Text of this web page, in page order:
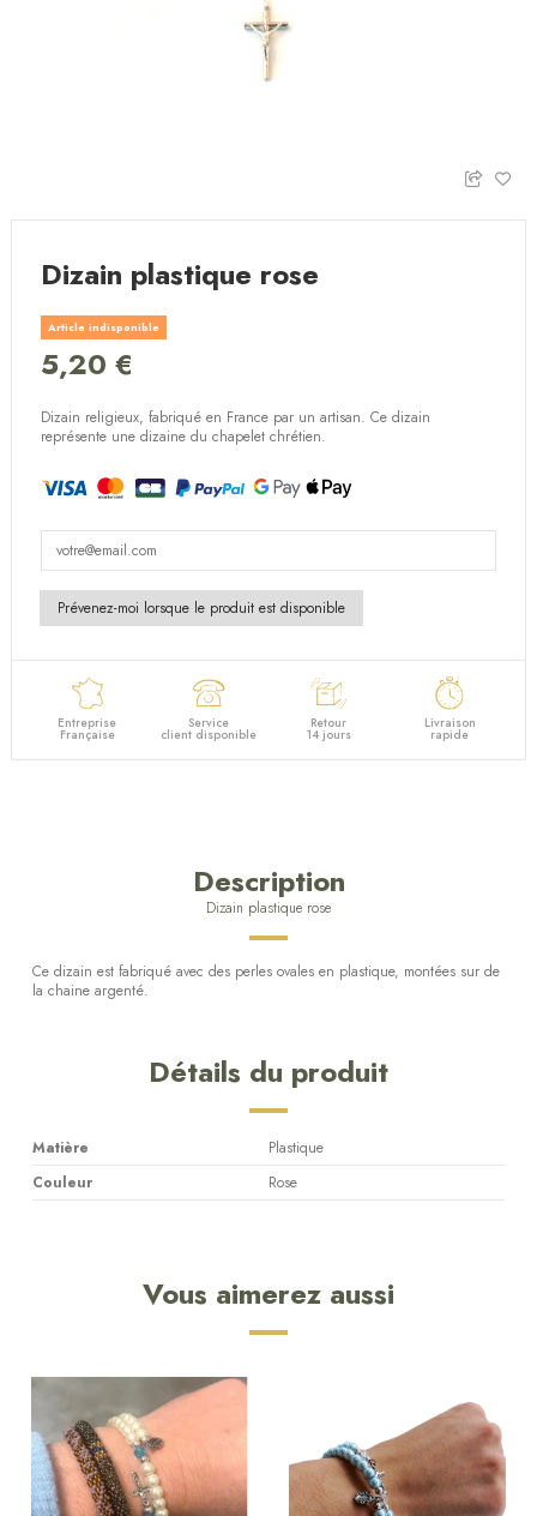
Dizain plastique rose
Article indisponible
5,20 €
Dizain religieux, fabriqué en France par un artisan. Ce dizain
représente une dizaine du chapelet chrétien.
Entreprise
Française
Service
client disponible
Retour
14 jours
Livraison
rapide
Description
Dizain plastique rose
Ce dizain est fabriqué avec des perles ovales en plastique, montées sur de
la chaine argenté.
Détails du produit
Matière
Plastique
Couleur
Rose
Vous aimerez aussi